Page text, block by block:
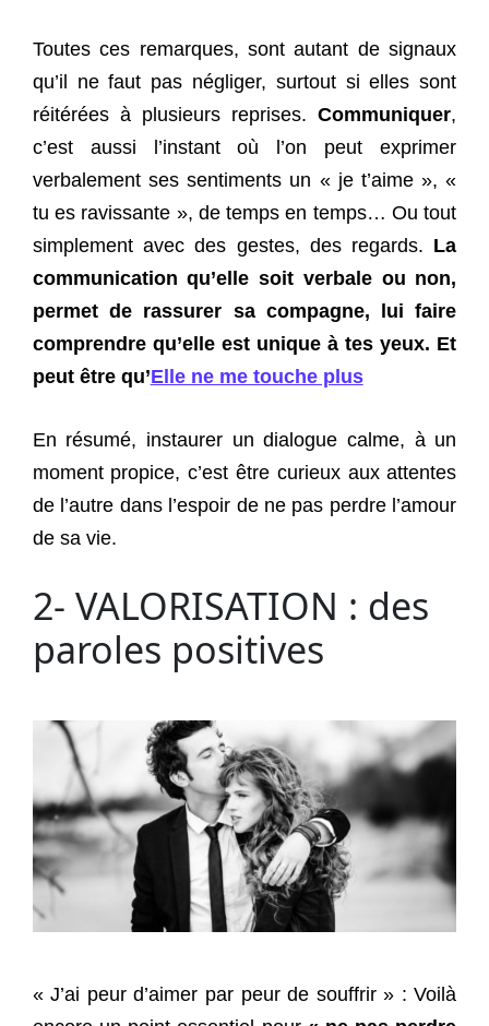
Toutes ces remarques, sont autant de signaux
qu’il ne faut pas négliger, surtout si elles sont
réitérées à plusieurs reprises.Communiquer,
c’est aussi l’instant où l’on peut exprimer
verbalement ses sentiments un « je t’aime », «
tu es ravissante », de temps en temps… Ou tout
simplement avec des gestes, des regards. La
communication qu’elle soit verbale ou non,
permet de rassurer sa compagne, lui faire
comprendre qu’elle est unique à tes yeux. Et
peut être qu’Elle ne me touche plus
En résumé, instaurer un dialogue calme, à un
moment propice, c’est être curieux aux attentes
de l’autre dans l’espoir de ne pas perdre l’amour
de sa vie.
2- VALORISATION : des
paroles positives
« J’ai peur d’aimer par peur de souffrir » : Voilà